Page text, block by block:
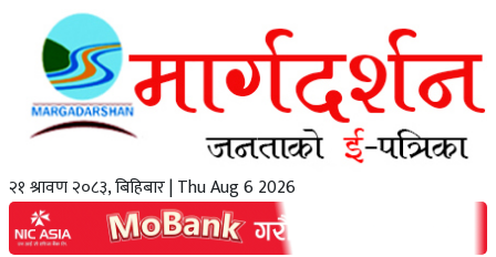
२१ श्रावण २०८३, बिहिबार | Thu Aug 6 2026